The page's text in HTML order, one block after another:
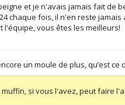
et je n'avais jamais fait de
chaque fois, il n'en reste
l'équipe, vous êtes les meilleurs!
un moule de plus, qu’est ce
muffin, si vous l'avez, peut faire